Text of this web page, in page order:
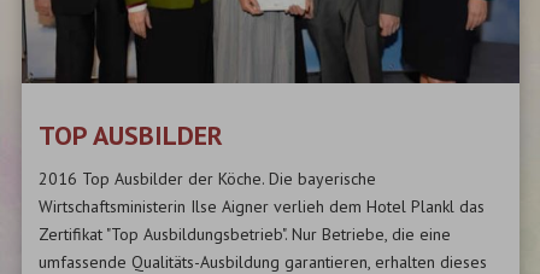
TOP AUSBILDER
2016 Top Ausbilder der Köche. Die bayerische
Wirtschaftsministerin Ilse Aigner verlieh dem Hotel Plankl das
Zertifikat "Top Ausbildungsbetrieb". Nur Betriebe, die eine
umfassende Qualitäts-Ausbildung garantieren, erhalten dieses